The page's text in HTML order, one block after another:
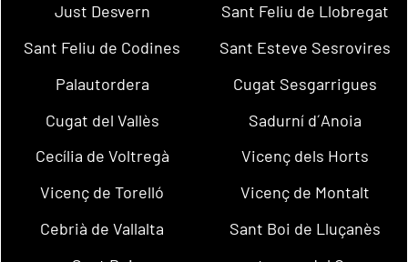
Just Desvern
Sant Feliu de Llobregat
Sant Feliu de Codines
Sant Esteve Sesrovires
Palautordera
Cugat Sesgarrigues
Cugat del Vallès
Sadurní d´Anoia
Cecília de Voltregà
Vicenç dels Horts
Vicenç de Torelló
Vicenç de Montalt
Cebrià de Vallalta
Sant Boi de Lluçanès